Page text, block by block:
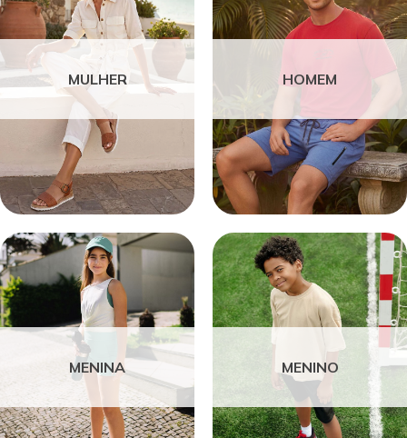
MULHER HOMEM
MENINA MENINO